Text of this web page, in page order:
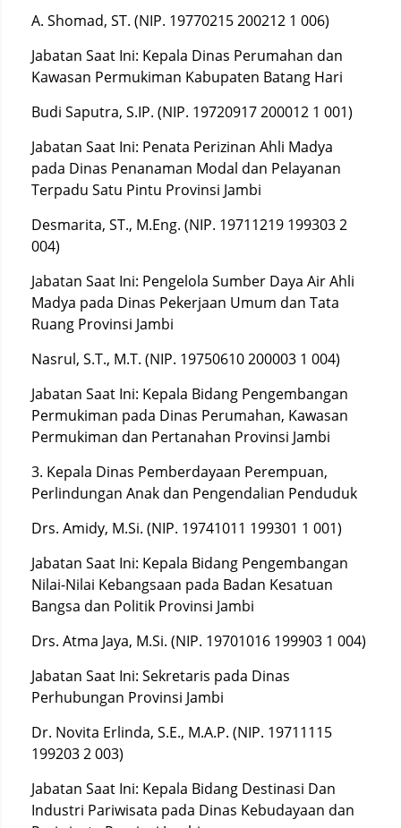
A. Shomad, ST. (NIP. 19770215 200212 1 006)
Jabatan Saat Ini: Kepala Dinas Perumahan dan
Kawasan Permukiman Kabupaten Batang Hari
Budi Saputra, S.IP. (NIP. 19720917 200012 1 001)
Jabatan Saat Ini: Penata Perizinan Ahli Madya
pada Dinas Penanaman Modal dan Pelayanan
Terpadu Satu Pintu Provinsi Jambi
Desmarita, ST., M.Eng. (NIP. 19711219 199303 2
004)
Jabatan Saat Ini: Pengelola Sumber Daya Air Ahli
Madya pada Dinas Pekerjaan Umum dan Tata
Ruang Provinsi Jambi
Nasrul, S.T., M.T. (NIP. 19750610 200003 1 004)
Jabatan Saat Ini: Kepala Bidang Pengembangan
Permukiman pada Dinas Perumahan, Kawasan
Permukiman dan Pertanahan Provinsi Jambi
3. Kepala Dinas Pemberdayaan Perempuan,
Perlindungan Anak dan Pengendalian Penduduk
Drs. Amidy, M.Si. (NIP. 19741011 199301 1 001)
Jabatan Saat Ini: Kepala Bidang Pengembangan
Nilai-Nilai Kebangsaan pada Badan Kesatuan
Bangsa dan Politik Provinsi Jambi
Drs. Atma Jaya, M.Si. (NIP. 19701016 199903 1 004)
Jabatan Saat Ini: Sekretaris pada Dinas
Perhubungan Provinsi Jambi
Dr. Novita Erlinda, S.E., M.A.P. (NIP. 19711115
199203 2 003)
Jabatan Saat Ini: Kepala Bidang Destinasi Dan
Industri Pariwisata pada Dinas Kebudayaan dan